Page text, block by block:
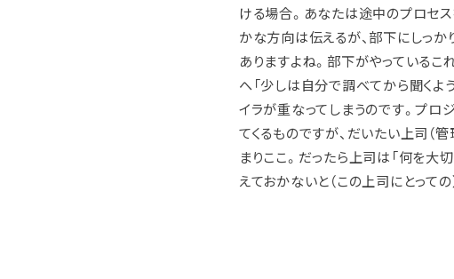
ける場合。あなたは途中のプロセス
かな方向は伝えるが、部下にしっか
ありますよね。部下がやっているこ
へ「少しは自分で調べてから聞くよ
イラが重なってしまうのです。プロ
てくるものですが、だいたい上司（
まりここ。だったら上司は「何を大
えておかないと（この上司にとって